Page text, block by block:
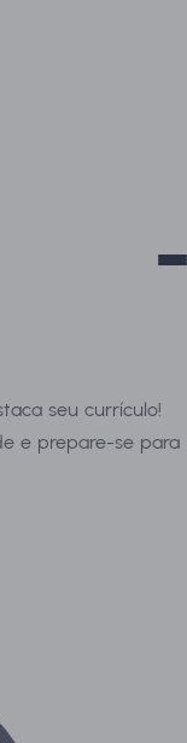
seu currículo!
e prepare-se para